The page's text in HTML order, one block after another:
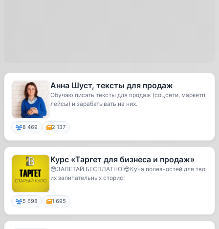
Анна Шуст, тексты для продаж
Обучаю писать тексты для продаж (соцсети, маркетп
лейсы) и зарабатывать на них.
8 469 2 137
Курс «Таргет для бизнеса и продаж»
😳ЗАЛЕТАЙ БЕСПЛАТНО!😎Куча полезностей для тво
их залипательных сторис!
5 698 1 695